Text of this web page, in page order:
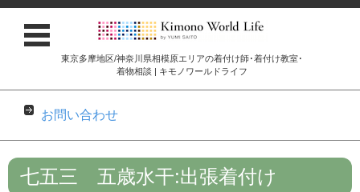
東京多摩地区/神奈川県相模原エリアの着付け師･着付け教室･
着物相談 | キモノワールドライフ
お問い合わせ
コンテンツに移動
七五三 五歳水干:出張着付け